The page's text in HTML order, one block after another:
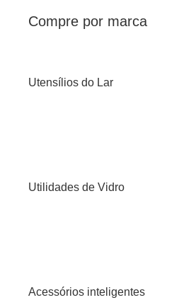
Compre por marca
Utensílios do Lar
Utilidades de Vidro
Acessórios inteligentes